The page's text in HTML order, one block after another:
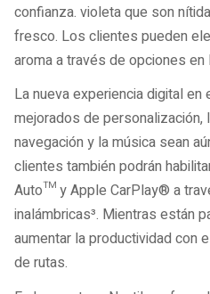
confianza. violeta que son
fresco. Los clientes pueden
aroma a través de opciones en
La nueva experiencia digital
mejorados de personalización,
navegación y la música sean
clientes también podrán
Auto™ y Apple CarPlay® a
inalámbricas³. Mientras están
aumentar la productividad con
de rutas.